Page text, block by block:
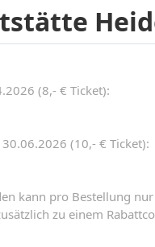
(8,- € Ticket):
(10,- € Ticket):
kann pro Bestellung
zu einem